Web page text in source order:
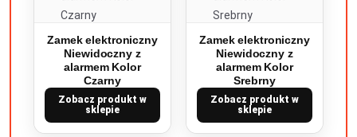
Zamek elektroniczny
Niewidoczny z
alarmem Kolor
Czarny
Zobacz produkt w
sklepie
Zamek elektroniczny
Niewidoczny z
alarmem Kolor
Srebrny
Zobacz produkt w
sklepie